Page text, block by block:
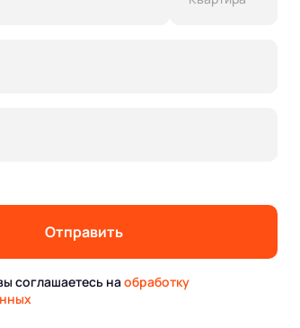
Отправить
соглашаетесь наобработку